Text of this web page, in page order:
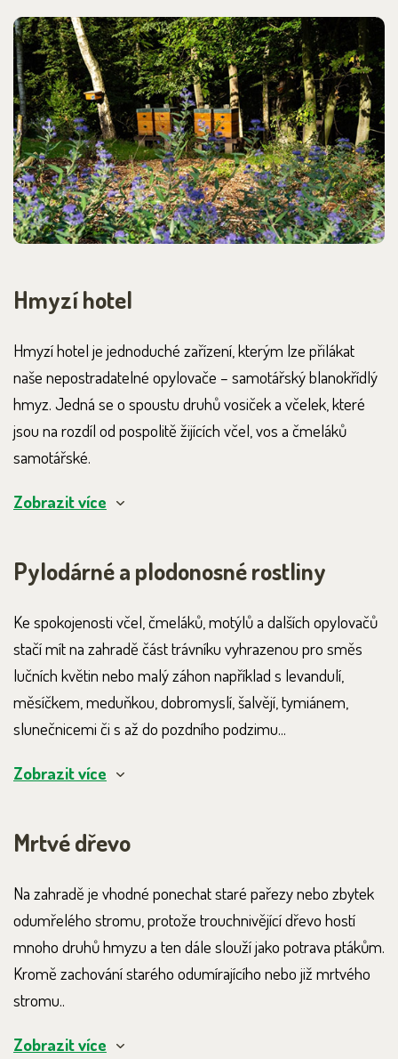
Hmyzí hotel
Hmyzí hotel je jednoduché zařízení, kterým lze přilákat
naše nepostradatelné opylovače – samotářský blanokřídlý
hmyz. Jedná se o spoustu druhů vosiček a včelek, které
jsou na rozdíl od pospolitě žijících včel, vos a čmeláků
samotářské.
Zobrazit více
Pylodárné a plodonosné rostliny
Ke spokojenosti včel, čmeláků, motýlů a dalších opylovačů
stačí mít na zahradě část trávníku vyhrazenou pro směs
lučních květin nebo malý záhon například s levandulí,
měsíčkem, meduňkou, dobromyslí, šalvějí, tymiánem,
slunečnicemi či s až do pozdního podzimu...
Zobrazit více
Mrtvé dřevo
Na zahradě je vhodné ponechat staré pařezy nebo zbytek
odumřelého stromu, protože trouchnivějící dřevo hostí
mnoho druhů hmyzu a ten dále slouží jako potrava ptákům.
Kromě zachování starého odumírajícího nebo již mrtvého
stromu..
Zobrazit více